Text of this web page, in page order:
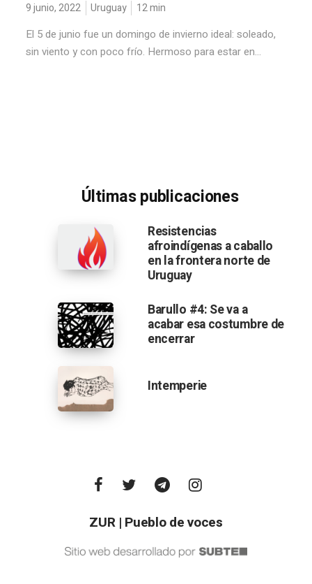
9 junio, 2022 Uruguay 12min
El 5 de junio fue un domingo de invierno ideal: soleado,
sin viento y con poco frío. Hermoso para estar en...
Últimas publicaciones
Resistencias
afroindígenas a caballo
en la frontera norte de
Uruguay
Barullo #4: Se va a
acabar esa costumbre de
encerrar
Intemperie
ZUR | Pueblo de voces